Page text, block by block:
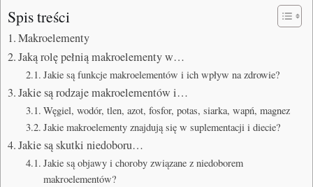
Spis treści
Makroelementy
Jaką rolę pełnią makroelementy w…
Jakie są funkcje makroelementów i ich wpływ na zdrowie?
Jakie są rodzaje makroelementów i…
Węgiel, wodór, tlen, azot, fosfor, potas, siarka, wapń, magnez
Jakie makroelementy znajdują się w suplementacji i diecie?
Jakie są skutki niedoboru…
Jakie są objawy i choroby związane z niedoborem
makroelementów?